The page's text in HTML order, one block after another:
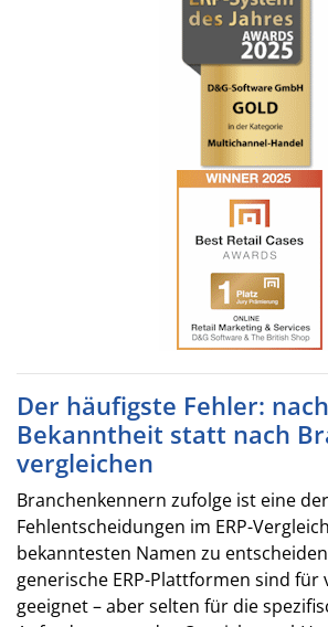
Der häufigste Fehler: nach
Bekanntheit statt nach
vergleichen
Branchenkennern zufolge ist eine
Fehlentscheidungen im ERP-
bekanntesten Namen zu
generische ERP-Plattformen sind für
geeignet – aber selten für die